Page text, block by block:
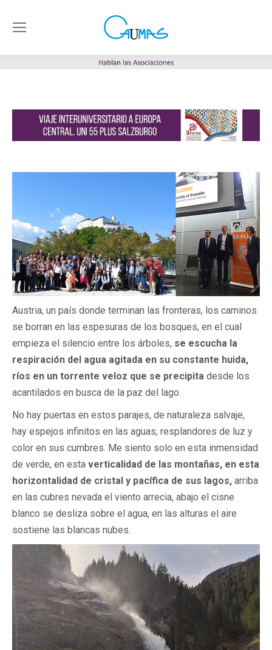
Austria, un país donde terminan las fronteras, los caminos
se borran en las espesuras de los bosques, en el cual
empieza el silencio entre los árboles, se escucha la
respiración del agua agitada en su constante huida,
ríos en un torrente veloz que se precipita desde los
acantilados en busca de la paz del lago.
No hay puertas en estos parajes, de naturaleza salvaje,
hay espejos infinitos en las aguas, resplandores de luz y
color en sus cumbres. Me siento solo en esta inmensidad
de verde, en esta verticalidad de las montañas, en esta
horizontalidad de cristal y pacífica de sus lagos, arriba
en las cubres nevada el viento arrecia, abajo el cisne
blanco se desliza sobre el agua, en las alturas el aire
sostiene las blancas nubes.